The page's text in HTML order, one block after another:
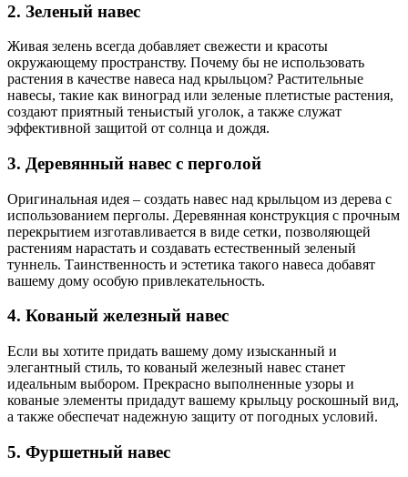
2. Зеленый навес
Живая зелень всегда добавляет свежести и красоты
окружающему пространству. Почему бы не использовать
растения в качестве навеса над крыльцом? Растительные
навесы, такие как виноград или зеленые плетистые растения,
создают приятный теньистый уголок, а также служат
эффективной защитой от солнца и дождя.
3. Деревянный навес с перголой
Оригинальная идея – создать навес над крыльцом из дерева с
использованием перголы. Деревянная конструкция с прочным
перекрытием изготавливается в виде сетки, позволяющей
растениям нарастать и создавать естественный зеленый
туннель. Таинственность и эстетика такого навеса добавят
вашему дому особую привлекательность.
4. Кованый железный навес
Если вы хотите придать вашему дому изысканный и
элегантный стиль, то кованый железный навес станет
идеальным выбором. Прекрасно выполненные узоры и
кованые элементы придадут вашему крыльцу роскошный вид,
а также обеспечат надежную защиту от погодных условий.
5. Фуршетный навес